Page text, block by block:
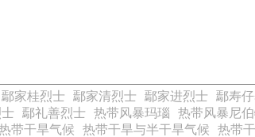
鄢家桂烈士 鄢家清烈士 鄢家进烈士 鄢寿
鄢礼善烈士 热带风暴玛瑙 热带风暴尼
带干旱气候 热带干旱与半干旱气候 热带